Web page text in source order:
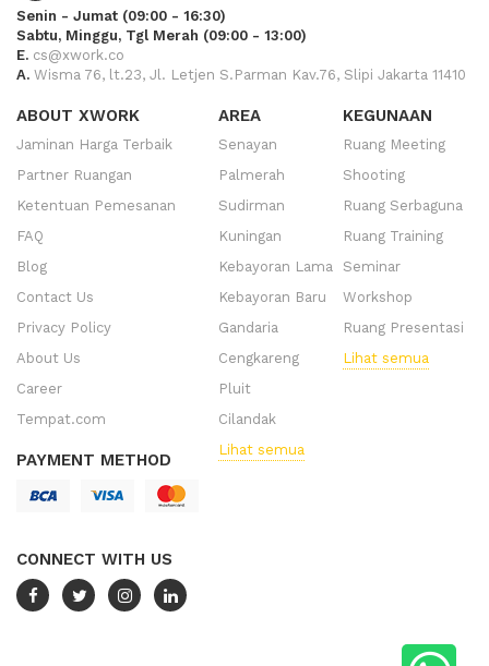
Senin - Jumat (09:00 - 16:30)
Sabtu, Minggu, Tgl Merah (09:00 - 13:00)
E. cs@xwork.co
A. Wisma 76, lt.23, Jl. Letjen S.Parman Kav.76, Slipi Jakarta 11410
ABOUT XWORK
Jaminan Harga Terbaik
Partner Ruangan
Ketentuan Pemesanan
FAQ
Blog
Contact Us
Privacy Policy
About Us
Career
Tempat.com
PAYMENT METHOD
CONNECT WITH US
AREA
Senayan
Palmerah
Sudirman
Kuningan
Kebayoran Lama
Kebayoran Baru
Gandaria
Cengkareng
Pluit
Cilandak
Lihat semua
KEGUNAAN
Ruang Meeting
Shooting
Ruang Serbaguna
Ruang Training
Seminar
Workshop
Ruang Presentasi
Lihat semua